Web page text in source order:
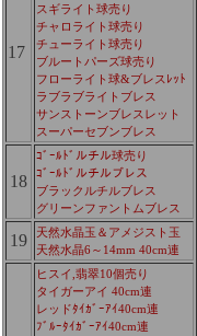
17
スギライト球売り
チャロライト球売り
チューライト球売り
ブルートパーズ球売り
フローライト球&ブレスﾚｯﾄ
ラブラブライトブレス
サンストーンブレスレット
スーパーセブンブレス
18
ｺﾞｰﾙﾄﾞルチル球売り
ｺﾞｰﾙﾄﾞルチルブレス
ブラックルチルブレス
グリーンファントムブレス
19
天然水晶玉＆アメジスト玉
天然水晶6～14mm 40cm連
ヒスイ,翡翠10個売り
タイガーアイ 40cm連
レッドﾀｲｶﾞｰｱｲ40cm連
ﾌﾞﾙｰﾀｲｶﾞｰｱｲ40cm連